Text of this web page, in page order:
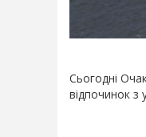
Сьогодні
відпочинок з